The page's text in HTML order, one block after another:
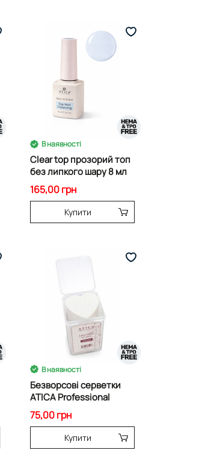
В наявності
Clear top прозорий топ
без липкого шару 8 мл
165,00 грн
Купити
В наявності
Безворсові серветки
ATICA Professional
75,00 грн
Купити